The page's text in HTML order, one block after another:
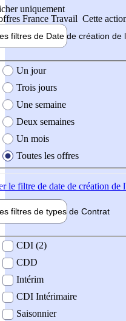
uniquement
France Travail Cette
filtres de Date de création de
création de l'offre
Un jour
Trois jours
Une semaine
Deux semaines
Un mois
Toutes les offres
le filtre de date de création de
filtres de types de Contrat
contrat
CDI (2)
CDD
Intérim
CDI Intérimaire
Saisonnier